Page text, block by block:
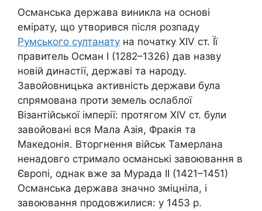
Османська держава виникла на основі
емірату, що утворився після розпаду
Румського султанату на початку XIV ст. Її
правитель Осман І (1282–1326) дав назву
новій династії, державі та народу.
Завойовницька активність держави була
спрямована проти земель ослаблої
Візантійської імперії: протягом XIV ст. були
завойовані вся Мала Азія, Фракія та
Македонія. Вторгнення військ Тамерлана
ненадовго стримало османські завоювання в
Європі, однак вже за Мурада ІІ (1421–1451)
Османська держава значно зміцніла, і
завоювання продовжилися: у 1453 р.